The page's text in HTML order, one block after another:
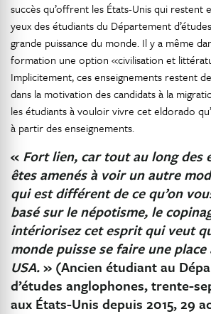
succès qu’offrent les États-Unis qui restent
yeux des étudiants du Département
grande puissance du monde. Il y a même
formation une option «civilisation et
Implicitement, ces enseignements restent
dans la motivation des candidats à la
les étudiants à vouloir vivre cet eldorado
à partir des enseignements.
« Fort lien, car tout au long des
êtes amenés à voir un autre
qui est différent de ce qu’on
basé sur le népotisme, le
intériorisez cet esprit qui veut
monde puisse se faire une
USA.» (Ancien étudiant au
d’études anglophones, trente-
aux États-Unis depuis 2015, 29